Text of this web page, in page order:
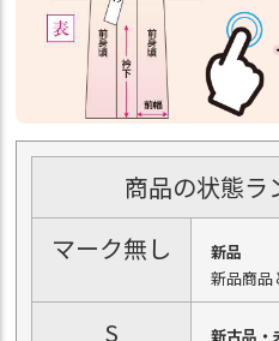
商品の状態ラ
マーク無し
新品
新品商品
S 新古品・